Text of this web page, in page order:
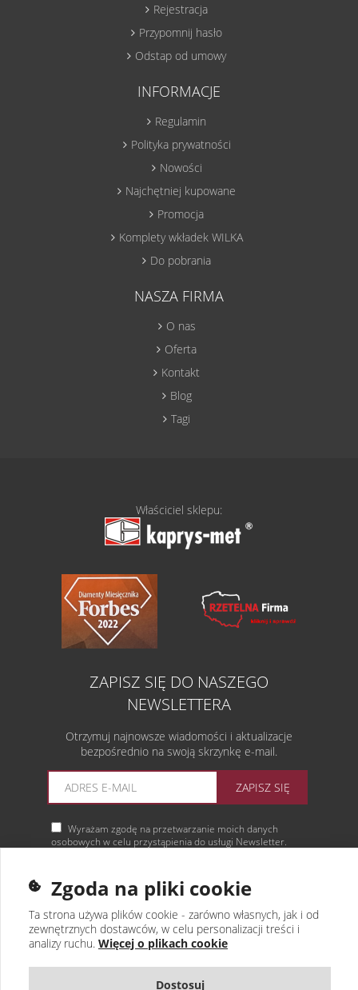
Rejestracja
Przypomnij hasło
Odstap od umowy
INFORMACJE
Regulamin
Polityka prywatności
Nowości
Najchętniej kupowane
Promocja
Komplety wkładek WILKA
Do pobrania
NASZA FIRMA
O nas
Oferta
Kontakt
Blog
Tagi
Właściciel sklepu:
ZAPISZ SIĘ DO NASZEGO
NEWSLETTERA
Otrzymuj najnowsze wiadomości i aktualizacje
bezpośrednio na swoją skrzynkę e-mail.
ZAPISZ SIĘ
Wyrażam zgodę na przetwarzanie moich danych
osobowych w celu przystąpienia do usługi Newsletter.
Zgoda na pliki cookie
Ta strona używa plików cookie - zarówno własnych, jak i od
zewnętrznych dostawców, w celu personalizacji treści i
analizy ruchu. Więcej o plikach cookie
Dostosuj